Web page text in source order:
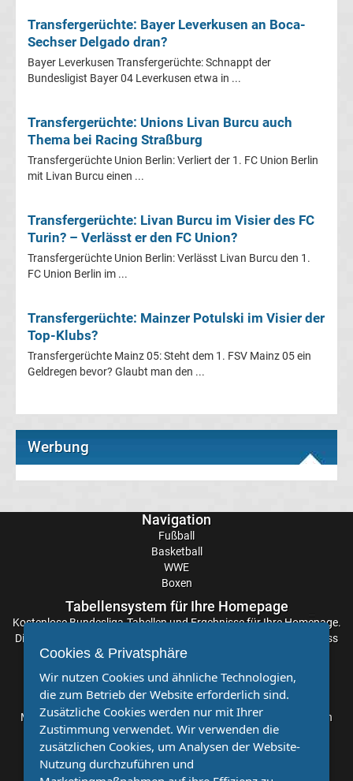
League
Liga
Serie
Lig
Internat.
UEFA
Youth
EM
Frauenfußball
Amateurfußball
Transfergerüchte: Bayer Leverkusen an Boca-
Sechser Delgado dran?
Bayer Leverkusen Transfergerüchte: Schnappt der
Bundesligist Bayer 04 Leverkusen etwa in ...
Transfergerüchte: Unions Livan Burcu auch
Thema bei Racing Straßburg
Transfergerüchte Union Berlin: Verliert der 1. FC Union Berlin
mit Livan Burcu einen ...
Transfergerüchte: Livan Burcu im Visier des FC
Turin? – Verlässt er den FC Union?
Transfergerüchte Union Berlin: Verlässt Livan Burcu den 1.
FC Union Berlin im ...
Transfergerüchte: Mainzer Potulski im Visier der
Top-Klubs?
Transfergerüchte Mainz 05: Steht dem 1. FSV Mainz 05 ein
Geldregen bevor? Glaubt man den ...
Werbung
Navigation
Fußball
Basketball
WWE
Boxen
Tabellensystem für Ihre Homepage
KostenloseBundesliga-Tabellenund Ergebnisse für Ihre Homepage.
Die Aktualisierung der Ergebnisse erfolgt alle paar Minuten, sodass
Sie stets auf dem Laufenden sind. Einfache und schnelle
Einbindung.
Partnervereine
Möchten Sie, dass auch Ihr Verein mehr Beachtung findet? Dann
sind Sie bei uns genau richtig. Wir suchen Ihren Verein für eine
kostenlose Kooperation. Veröffentlichen Sie Ihre Spielberichte,
Sportnachrichten und Aufrufe bei uns!
Cookies & Privatsphäre
Wir nutzen Cookies und ähnliche Technologien,
die zum Betrieb der Website erforderlich sind.
Zusätzliche Cookies werden nur mit Ihrer
Zustimmung verwendet. Wir verwenden die
zusätzlichen Cookies, um Analysen der Website-
Nutzung durchzuführen und